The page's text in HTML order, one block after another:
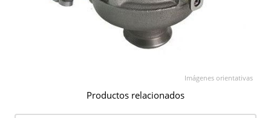
Imágenes orientativas
Productos relacionados